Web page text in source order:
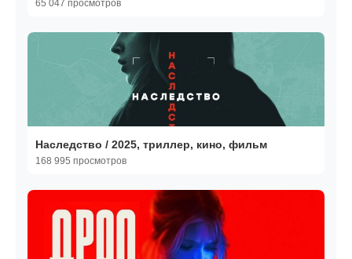
65 047 просмотров
Наследство / 2025, триллер, кино, фильм
168 995 просмотров